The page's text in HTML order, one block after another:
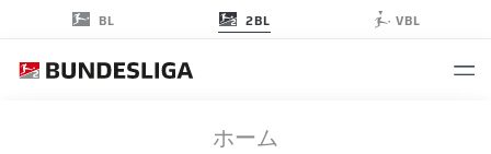
BL 2BL VBL
ホーム
FCN FCM